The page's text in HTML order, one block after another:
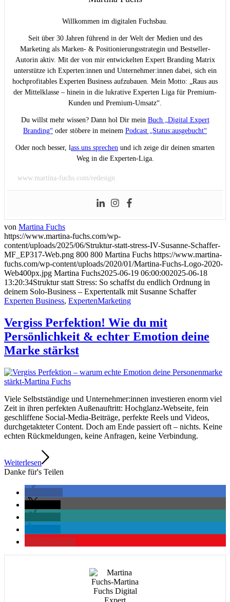
Willkommen im digitalen Fuchsbau.
Seit über 30 Jahren führend in der Welt der Medien und des
Marketing als Marken- & Positionierungsstrategin und Bestseller-
Autorin aktiv. Mit der von mir entwickelten Expert Branding Matrix
unterstütze ich Experten:innen und Unternehmer:innen dabei, sich ein
hochprofitables Experten Business aufzubauen. Mein Motto: „Raus aus
der Mittelklasse – hinein in die lukrative Experten Liga für Premium-
Kunden und Premium-Umsatz“.
Du willst mehr wissen? Dann hol Dir mein Buch „Digital Expert
Branding“ oder stöbere in meinem Podcast „Status:ausgebucht“
Oder noch besser, lass uns sprechen und ich zeige dir deinen smarten
Weg in die Experten-Liga.
www.martina-fuchs.com/redesign
von Martina Fuchs
https://www.martina-fuchs.com/wp-
content/uploads/2025/06/Struktur-statt-stress-IV-Susanne-Schaffer-
MF_EP317-Web.png 800 800 Martina Fuchs https://www.martina-
fuchs.com/wp-content/uploads/2020/01/Martina-Fuchs-Logo-2020-
Web400px.jpg Martina Fuchs2025-06-19 06:00:002025-06-18
13:20:34Struktur statt Stress: So schaffst du endlich Ordnung in
deinem Solo-Business – Expertentalk mit Susanne Schaffer
Experten Business, ExpertenMarketing
Vergiss Perfektion! Wie du mit
Persönlichkeit & echter Emotion deine
Marke stärkst
Viele Selbstständige und Unternehmer:innen investieren enorm viel
Zeit in ihren perfekten Außenauftritt: Hochglanz-Webseite, fein
geschliffene Social-Media-Beiträge, perfekte Reels und Videos,
durchgetakteter Content. Doch am Ende passiert oft – nichts. Keine
echten Rückmeldungen, keine Anfragen, keine Verbindung.
Weiterlesen
Danke für's Teilen